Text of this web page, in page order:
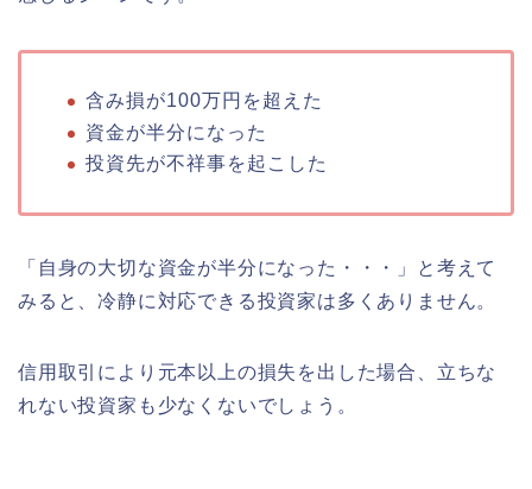
含み損が100万円を超えた
資金が半分になった
投資先が不祥事を起こした
「自身の大切な資金が半分になった・・・」と考えて
みると、冷静に対応できる投資家は多くありません。
信用取引により元本以上の損失を出した場合、立ちな
れない投資家も少なくないでしょう。